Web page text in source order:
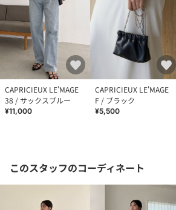
CAPRICIEUX LE'MAGE
38 / サックスブルー
¥11,000
CAPRICIEUX LE'MAGE
F / ブラック
¥5,500
このスタッフのコーディネート